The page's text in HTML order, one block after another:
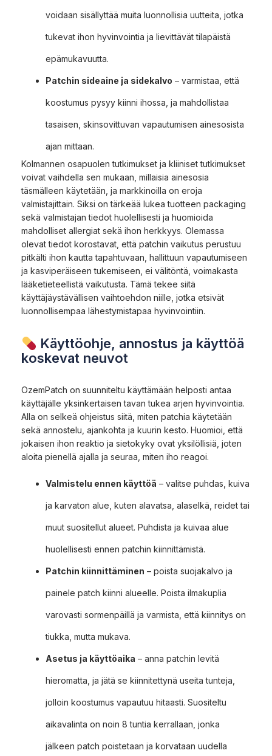
voidaan sisällyttää muita luonnollisia uutteita, jotka
tukevat ihon hyvinvointia ja lievittävät tilapäistä
epämukavuutta.
Patchin sideaine ja sidekalvo – varmistaa, että
koostumus pysyy kiinni ihossa, ja mahdollistaa
tasaisen, skinsovittuvan vapautumisen ainesosista
ajan mittaan.
Kolmannen osapuolen tutkimukset ja kliiniset tutkimukset
voivat vaihdella sen mukaan, millaisia ainesosia
täsmälleen käytetään, ja markkinoilla on eroja
valmistajittain. Siksi on tärkeää lukea tuotteen packaging
sekä valmistajan tiedot huolellisesti ja huomioida
mahdolliset allergiat sekä ihon herkkyys. Olemassa
olevat tiedot korostavat, että patchin vaikutus perustuu
pitkälti ihon kautta tapahtuvaan, hallittuun vapautumiseen
ja kasviperäiseen tukemiseen, ei välitöntä, voimakasta
lääketieteellistä vaikutusta. Tämä tekee siitä
käyttäjäystävällisen vaihtoehdon niille, jotka etsivät
luonnollisempaa lähestymistapaa hyvinvointiin.
Käyttöohje, annostus ja käyttöä
koskevat neuvot
OzemPatch on suunniteltu käyttämään helposti antaa
käyttäjälle yksinkertaisen tavan tukea arjen hyvinvointia.
Alla on selkeä ohjeistus siitä, miten patchia käytetään
sekä annostelu, ajankohta ja kuurin kesto. Huomioi, että
jokaisen ihon reaktio ja sietokyky ovat yksilöllisiä, joten
aloita pienellä ajalla ja seuraa, miten iho reagoi.
Valmistelu ennen käyttöä – valitse puhdas, kuiva
ja karvaton alue, kuten alavatsa, alaselkä, reidet tai
muut suositellut alueet. Puhdista ja kuivaa alue
huolellisesti ennen patchin kiinnittämistä.
Patchin kiinnittäminen – poista suojakalvo ja
painele patch kiinni alueelle. Poista ilmakuplia
varovasti sormenpäillä ja varmista, että kiinnitys on
tiukka, mutta mukava.
Asetus ja käyttöaika – anna patchin levitä
hieromatta, ja jätä se kiinnitettynä useita tunteja,
jolloin koostumus vapautuu hitaasti. Suositeltu
aikavalinta on noin 8 tuntia kerrallaan, jonka
jälkeen patch poistetaan ja korvataan uudella